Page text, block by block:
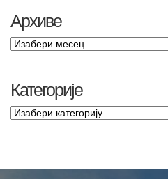
Архиве
Категорије